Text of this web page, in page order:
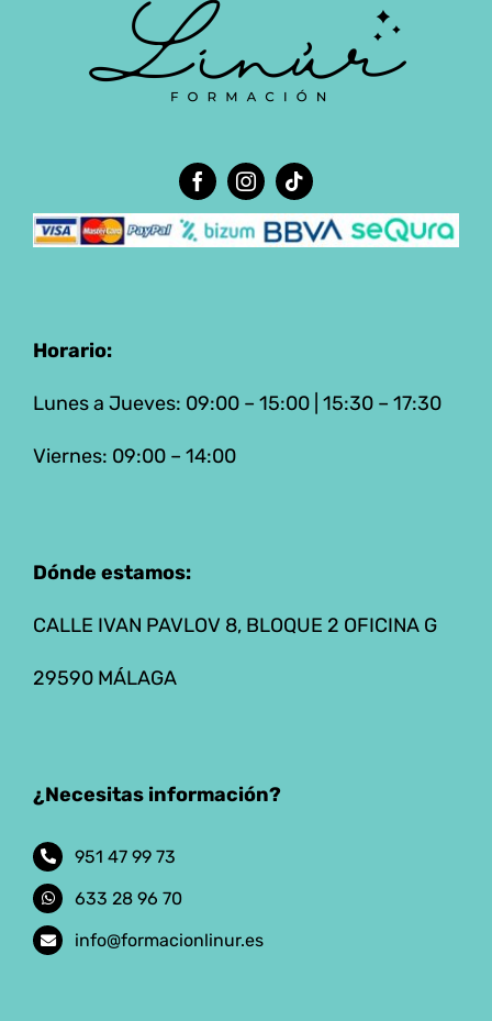
Horario:
Lunes a Jueves: 09:00 – 15:00 | 15:30 – 17:30
Viernes: 09:00 – 14:00
Dónde estamos:
CALLE IVAN PAVLOV 8, BLOQUE 2 OFICINA G
29590 MÁLAGA
¿Necesitas información?
951 47 99 73
633 28 96 70
info@formacionlinur.es